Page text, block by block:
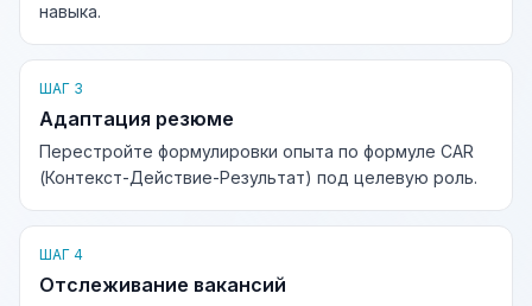
навыка.
ШАГ 3
Адаптация резюме
Перестройте формулировки опыта по формуле CAR
(Контекст-Действие-Результат) под целевую роль.
ШАГ 4
Отслеживание вакансий